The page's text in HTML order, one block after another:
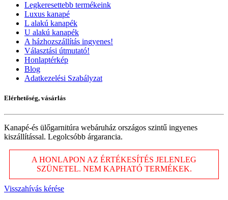
Legkeresettebb termékeink
Luxus kanapé
L alakú kanapék
U alakú kanapék
A házhozszállítás ingyenes!
Választási útmutató!
Honlaptérkép
Blog
Adatkezelési Szabályzat
Elérhetőség, vásárlás
Kanapé-és ülőgarnitúra webáruház országos szintű ingyenes
kiszállítással. Legolcsóbb árgarancia.
A HONLAPON AZ ÉRTÉKESÍTÉS JELENLEG
SZÜNETEL. NEM KAPHATÓ TERMÉKEK.
Visszahívás kérése